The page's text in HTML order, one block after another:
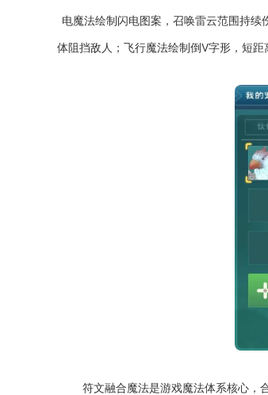
电魔法绘制闪电图案，召唤雷云范围持
体阻挡敌人；飞行魔法绘制倒V字形，短
符文融合魔法是游戏魔法体系核心，